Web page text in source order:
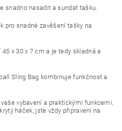
snadno nasadit a sundat tašku.
pro snadné zavěšení tašky na
x 30 x 7 cm a je tedy skladná a
Sling Bag kombinuje funkčnost a
vybavení a praktickými funkcemi,
háček, jste vždy připraveni na